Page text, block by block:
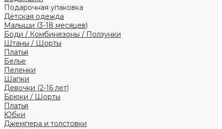
Подарочная упаковка
Детская одежда
Малыши (3-18 месяцев)
Боди / Комбинезоны / Ползунки
Штаны / Шорты
Платья
Белье
Пеленки
Шапки
Девочки (2-16 лет)
Брюки / Шорты
Платья
Юбки
Джемпера и толстовки